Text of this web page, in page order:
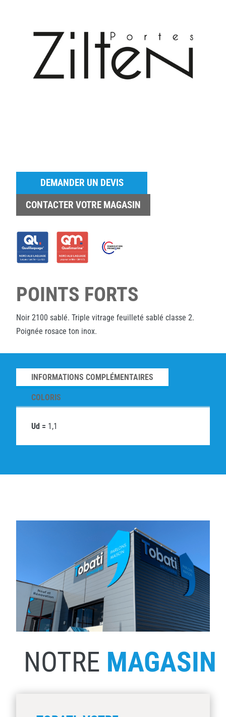
DEMANDER UN DEVIS
CONTACTER VOTRE MAGASIN
POINTS FORTS
Noir 2100 sablé. Triple vitrage feuilleté sablé classe 2.
Poignée rosace ton inox.
INFORMATIONS COMPLÉMENTAIRES
COLORIS
Ud = 1,1
NOTRE MAGASIN